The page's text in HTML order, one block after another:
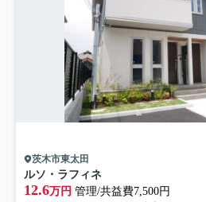
茨木市東太田
ルソ・ラフィネ
12.6万円 管理/共益費7,500円